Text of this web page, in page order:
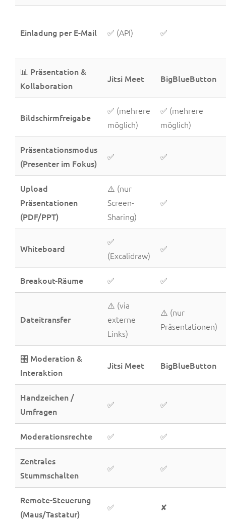
Einladung per E-Mail ✅ (API) ✅
📊 Präsentation &
Kollaboration
Jitsi Meet BigBlueButton
Bildschirmfreigabe
✅ (mehrere
möglich)
✅ (mehrere
möglich)
Präsentationsmodus
(Presenter im Fokus)
✅ ✅
Upload
Präsentationen
(PDF/PPT)
⚠️ (nur
Screen-
Sharing)
✅
Whiteboard
✅
(Excalidraw)
✅
Breakout-Räume ✅ ✅
Dateitransfer
⚠️ (via
externe
Links)
⚠️ (nur
Präsentationen)
🎛️ Moderation &
Interaktion
Jitsi Meet BigBlueButton
Handzeichen /
Umfragen
✅ ✅
Moderationsrechte ✅ ✅
Zentrales
Stummschalten
✅ ✅
Remote-Steuerung
(Maus/Tastatur)
✅ ✘